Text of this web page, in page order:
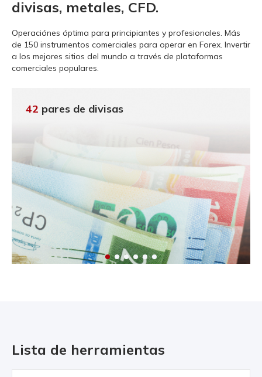
divisas, metales, CFD.
Operaciónes óptima para principiantes y profesionales. Más
de 150 instrumentos comerciales para operar en Forex. Invertir
a los mejores sitios del mundo a través de plataformas
comerciales populares.
42 pares de divisas
Lista de herramientas